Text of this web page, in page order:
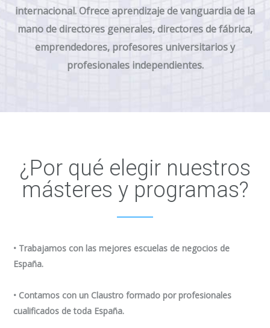
internacional. Ofrece aprendizaje de vanguardia de la
mano de directores generales, directores de fábrica,
emprendedores, profesores universitarios y
profesionales independientes.
¿Por qué elegir nuestros
másteres y programas?
• Trabajamos con las mejores escuelas de negocios de
España.
• Contamos con un Claustro formado por profesionales
cualificados de toda España.